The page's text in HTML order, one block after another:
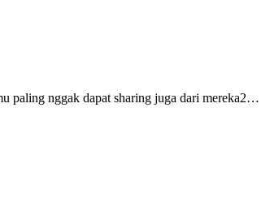
paling nggak dapat sharing juga dari mereka2…